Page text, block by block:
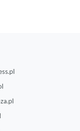
Live Streams
Way A/V Chat
Application
The Application